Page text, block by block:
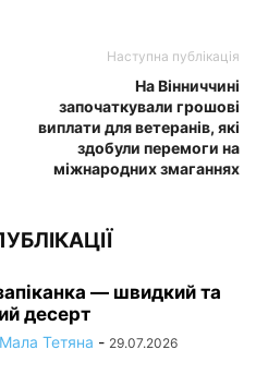
Наступна публікація
На Вінниччині
започаткували грошові
виплати для ветеранів, які
здобули перемоги на
міжнародних змаганнях
— швидкий та
десерт
Мала Тетяна - 29.07.2026